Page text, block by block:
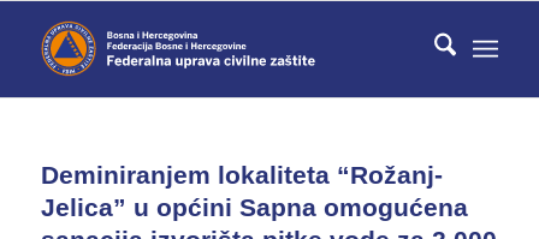
Deminiranjem lokaliteta “Rožanj-
Jelica” u općini Sapna omogućena